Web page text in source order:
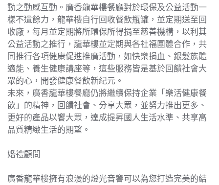
動之動感互動。廣香龍華樓餐廳對於環保及公益活動一
樣不遺餘力，龍華樓自行回收餐飲瓶罐，並定期送至回
收廠，每月並定期將所環保所得捐至慈善機構，以利其
公益活動之推行，龍華樓並定期與各社福團體合作，共
同推行各項健康促進推廣活動，如快樂捐血、銀髮族體
適能、養生健康講座等，這些服務皆是基於回饋社會大
眾的心，開發健康餐飲新紀元。
未來，廣香龍華樓餐廳仍將繼續保持企業「樂活健康餐
飲」的精神，回饋社會、分享大眾，並努力推出更多、
更好的產品以饗大眾，達成提昇國人生活水準、共享高
品質精緻生活的期望。
婚禮顧問
廣香龍華樓擁有浪漫的燈光音響可以為您打造完美的結